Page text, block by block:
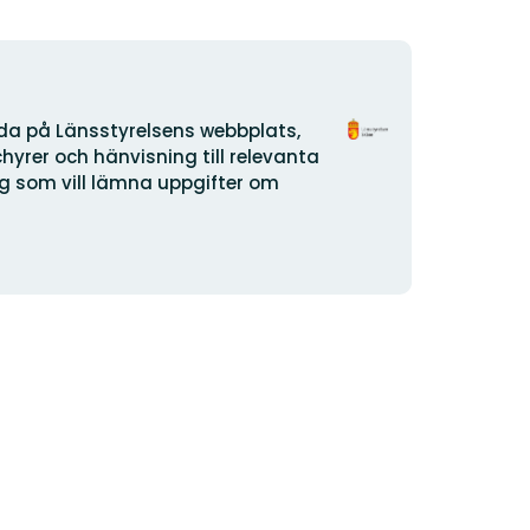
på Länsstyrelsens webbplats,
och hänvisning till relevanta
som vill lämna uppgifter om
Organization